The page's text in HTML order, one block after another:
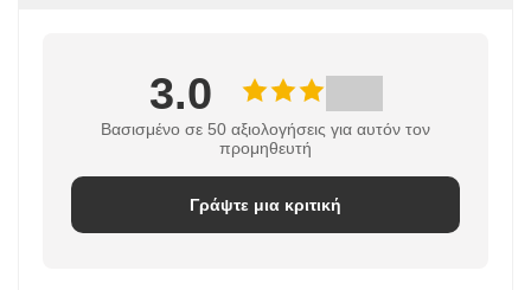
3.0
Βασισμένο σε 50 αξιολογήσεις για αυτόν τον
προμηθευτή
Γράψτε μια κριτική